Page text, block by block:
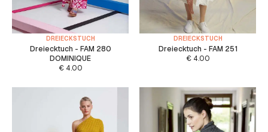
DREIECKSTUCH
Dreiecktuch - FAM 280
DOMINIQUE
€4.00
DREIECKSTUCH
Dreiecktuch - FAM 251
€4.00